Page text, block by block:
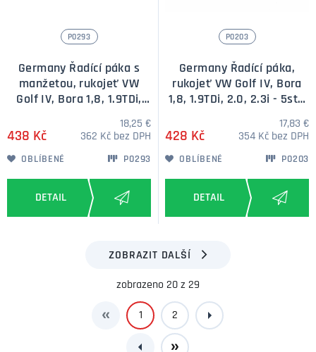
P0293
Germany Řadící páka s
manžetou, rukojeť VW
Golf IV, Bora 1,8, 1.9TDi,
plaketka
438 Kč
18,25 €
362 Kč bez DPH
OBLÍBENÉ P0293
P0203
Germany Řadící páka,
rukojeť VW Golf IV, Bora
1,8, 1.9TDi, 2.0, 2.3i - 5st -
428 Kč
17,83 €
354 Kč bez DPH
OBLÍBENÉ P0203
ZOBRAZIT DALŠÍ
zobrazeno 20 z 29
1 2